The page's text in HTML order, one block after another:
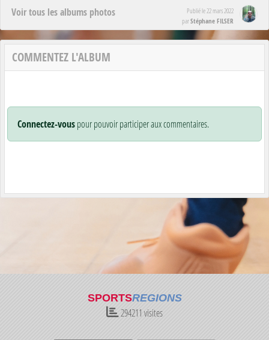
Voir tous les albums photos Publié le22 mars 2022
parStéphane FILSER
COMMENTEZ L'ALBUM
Connectez-vouspour pouvoir participer aux commentaires.
SPORTSREGIONS
294211 visites